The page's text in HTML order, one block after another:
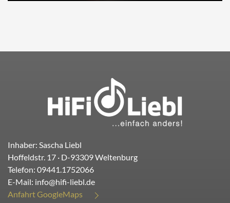
Inhaber: Sascha Liebl
Hoffeldstr. 17 · D-93309Weltenburg
Telefon: 09441.1752066
E-Mail: info@hifi-liebl.de
Anfahrt GoogleMaps